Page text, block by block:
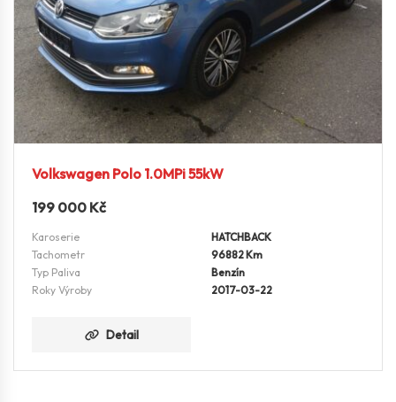
Volkswagen Polo 1.0MPi 55kW
199 000 Kč
Karoserie
HATCHBACK
Tachometr
96882 Km
Typ Paliva
Benzín
Roky Výroby
2017-03-22
Detail